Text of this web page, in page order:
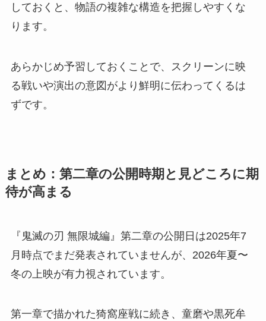
しておくと、物語の複雑な構造を把握しやすくな
ります。
あらかじめ予習しておくことで、スクリーンに映
る戦いや演出の意図がより鮮明に伝わってくるは
ずです。
まとめ：第二章の公開時期と見どころに期
待が高まる
『鬼滅の刃 無限城編』第二章の公開日は2025年7
月時点でまだ発表されていませんが、2026年夏〜
冬の上映が有力視されています。
第一章で描かれた猗窩座戦に続き、童磨や黒死牟